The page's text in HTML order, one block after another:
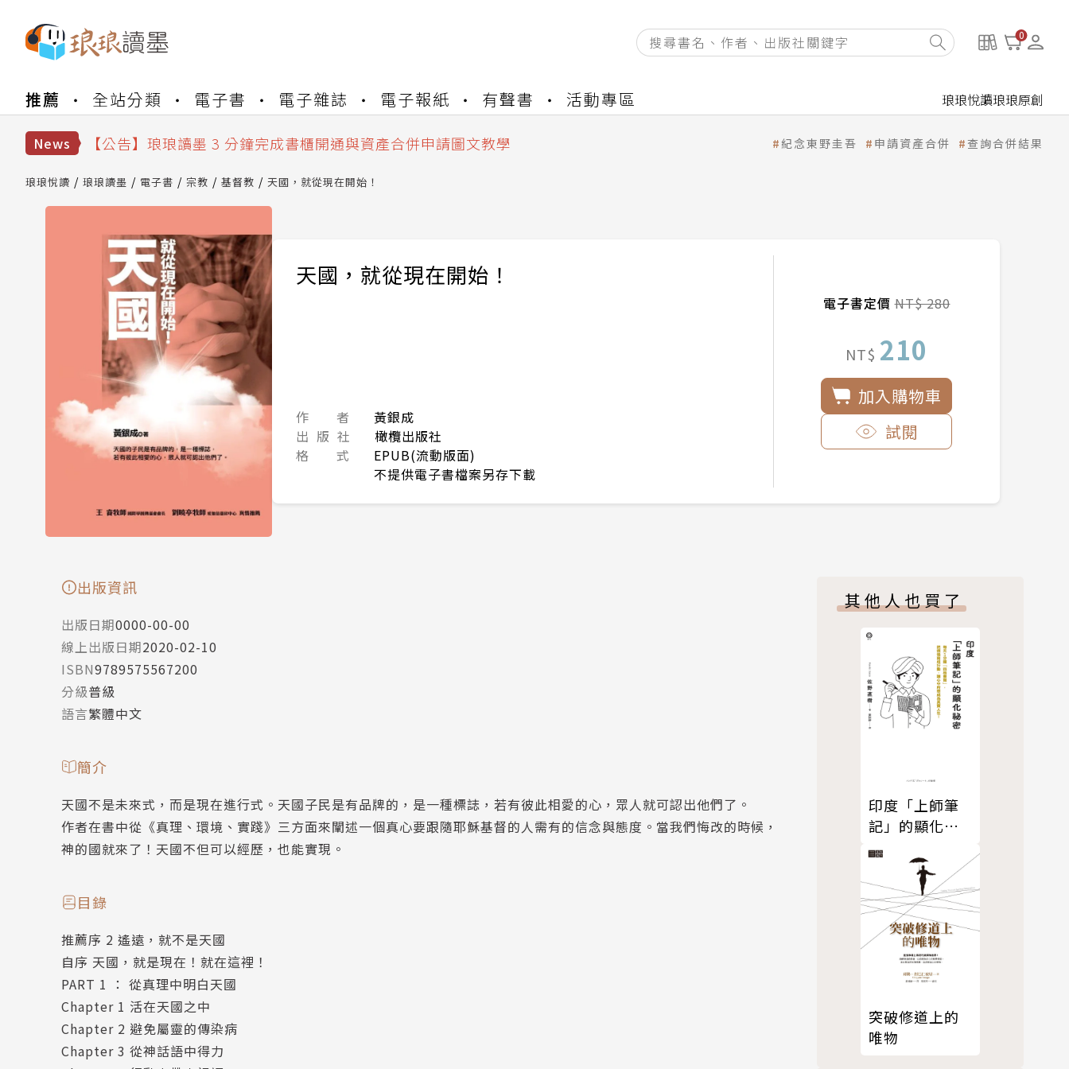
0
推薦 全站分類 電子書 電子雜誌 電子報紙 有聲書 活動專區 琅琅悅讀琅琅原創
News
【公告】琅琅讀墨數位閱讀資產合併與書櫃開通申請
【公告】琅琅讀墨 3 分鐘完成書櫃開通與資產合併申請圖文教學
【公告】琅琅讀墨數位閱讀資產合併與書櫃開通申請
紀念東野圭吾 申請資產合併 查詢合併結果
琅琅悅讀 琅琅讀墨 電子書 宗教 基督教 天國，就從現在開始！
天國，就從現在開始！
作 者
黃銀成
出 版 社
橄欖出版社
格 式
EPUB(流動版面)
不提供電子書檔案另存下載
電子書定價NT$ 280
NT$ 210
加入購物車
試閱
出版資訊
出版日期0000-00-00
線上出版日期2020-02-10
ISBN9789575567200
分級普級
語言繁體中文
簡介
天國不是未來式，而是現在進行式。天國子民是有品牌的，是一種標誌，若有彼此相愛的心，眾人就可認出他們了。
作者在書中從《真理、環境、實踐》三方面來闡述一個真心要跟隨耶穌基督的人需有的信念與態度。當我們悔改的時候，
神的國就來了！天國不但可以經歷，也能實現。
目錄
推薦序 2 遙遠，就不是天國
自序 天國，就是現在！就在這裡！
PART 1 ： 從真理中明白天國
Chapter 1 活在天國之中
Chapter 2 避免屬靈的傳染病
Chapter 3 從神話語中得力
其他人也買了
印度「上師筆
記」的顯化祕
密
突破修道上的
唯物